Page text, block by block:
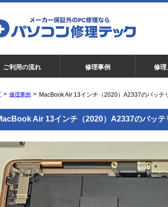
ご利用の流れ 修理事例 修理
修理事例 MacBook Air 13インチ（2020）A2337のバッテ
Air 13インチ（2020）A2337のバッテ